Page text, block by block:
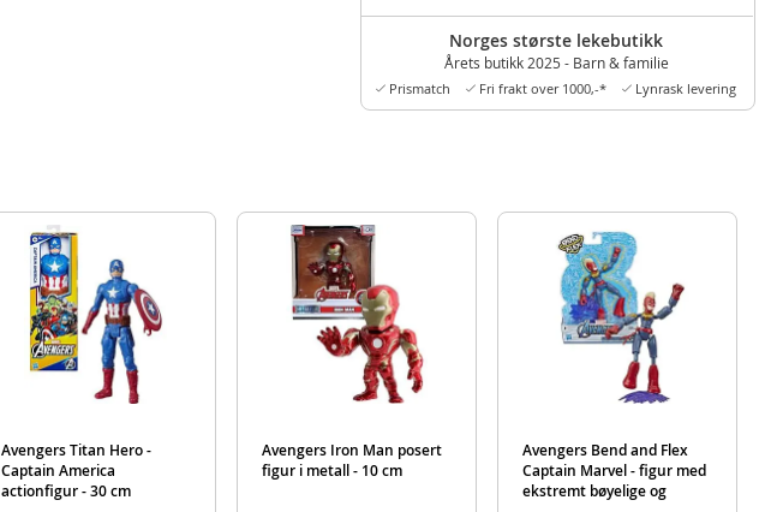
Norges største lekebutikk
Årets butikk 2025 - Barn & familie
Prismatch Fri frakt over 1000,-* Lynrask levering
Avengers Titan Hero -
Captain America
actionfigur - 30 cm
Avengers Iron Man posert
figur i metall - 10 cm
Avengers Bend and Flex
Captain Marvel - figur med
ekstremt bøyelige og